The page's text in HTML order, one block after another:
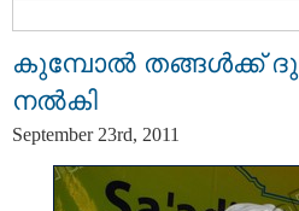
കുമ്പോല്‍ തങ്ങള്‍ക്ക്
നല്‍കി
September 23rd, 2011